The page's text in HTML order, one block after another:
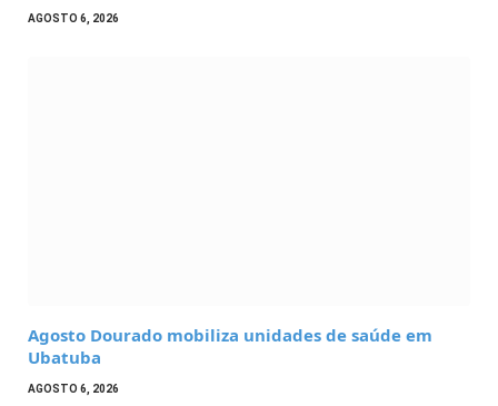
AGOSTO 6, 2026
Agosto Dourado mobiliza unidades de saúde em
Ubatuba
AGOSTO 6, 2026